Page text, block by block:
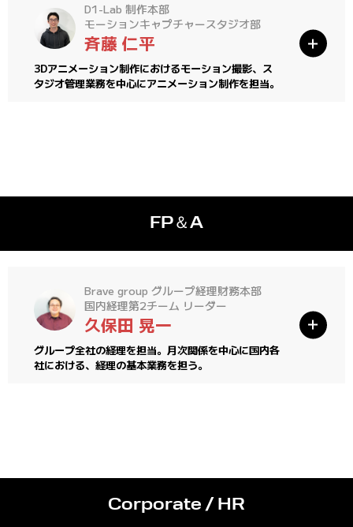
D1-Lab 制作本部
モーションキャプチャースタジオ部
斉藤 仁平
3Dアニメーション制作におけるモーション撮影、ス
タジオ管理業務を中心にアニメーション制作を担当。
FP＆A
Brave group グループ経理財務本部
国内経理第2チーム リーダー
久保田 晃一
グループ全社の経理を担当。月次関係を中心に国内各
社における、経理の基本業務を担う。
Corporate / HR